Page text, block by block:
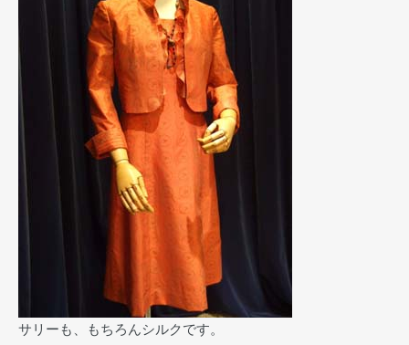
サリーも、もちろんシルクです。